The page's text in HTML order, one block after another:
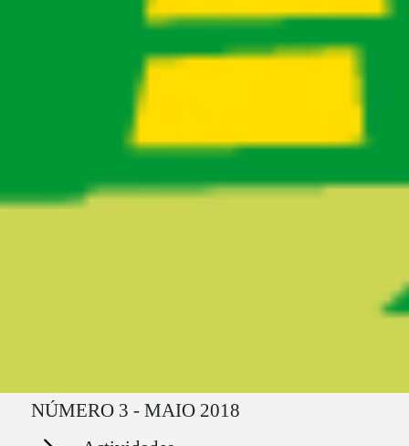
Ruta del sitio
NÚMERO 3 - MAIO 2018
Secciones